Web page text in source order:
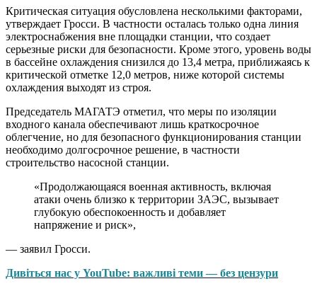
Критическая ситуация обусловлена несколькими факторами,
утверждает Гросси. В частности осталась только одна линия
электроснабжения вне площадки станции, что создает
серьезные риски для безопасности. Кроме этого, уровень воды
в бассейне охлаждения снизился до 13,4 метра, приближаясь к
критической отметке 12,0 метров, ниже которой системы
охлаждения выходят из строя.
Председатель МАГАТЭ отметил, что меры по изоляции
входного канала обеспечивают лишь краткосрочное
облегчение, но для безопасного функционирования станции
необходимо долгосрочное решение, в частности
строительство насосной станции.
«Продолжающаяся военная активность, включая
атаки очень близко к территории ЗАЭС, вызывает
глубокую обеспокоенность и добавляет
напряжение и риск»,
— заявил Гросси.
Дивіться нас у YouTube: важливі теми — без цензури